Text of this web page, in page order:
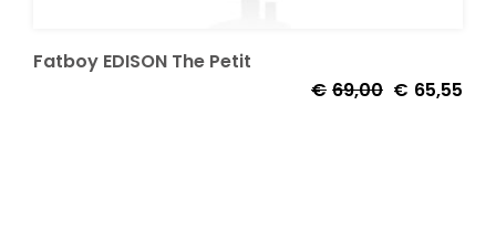
Fatboy EDISON The Petit
€ 69,00 € 65,55